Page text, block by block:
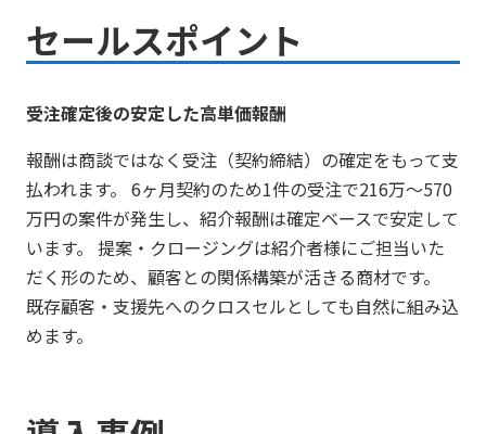
セールスポイント
受注確定後の安定した高単価報酬
報酬は商談ではなく受注（契約締結）の確定をもって支
払われます。 6ヶ月契約のため1件の受注で216万〜570
万円の案件が発生し、紹介報酬は確定ベースで安定して
います。 提案・クロージングは紹介者様にご担当いた
だく形のため、顧客との関係構築が活きる商材です。
既存顧客・支援先へのクロスセルとしても自然に組み込
めます。